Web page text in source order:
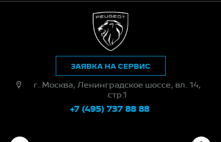
г. Москва, Ленинградское шоссе, вл. 14,
стр.1
+7 (495) 737 88 88
ЗАЯВКА НА СЕРВИС